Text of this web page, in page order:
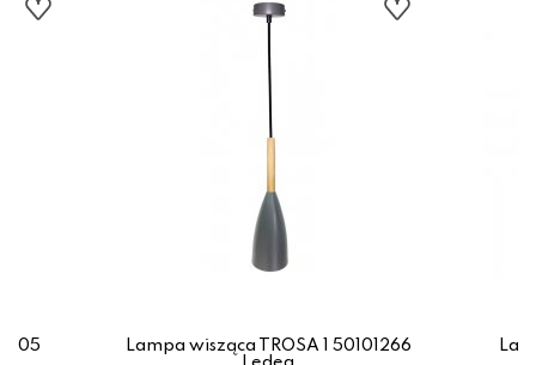
Lampa wisząca TROSA 1 50101266